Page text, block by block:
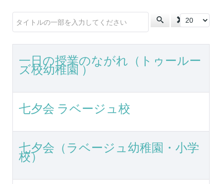
タイトルの一部を入力してください 表示数
一日の授業のながれ（トゥールー
ズ校幼稚園 ）
七夕会 ラベージュ校
七夕会（ラベージュ幼稚園・小学
校）